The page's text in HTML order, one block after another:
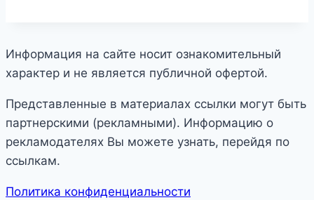
Информация на сайте носит ознакомительный
характер и не является публичной офертой.
Представленные в материалах ссылки могут быть
партнерскими (рекламными). Информацию о
рекламодателях Вы можете узнать, перейдя по
ссылкам.
Политика конфиденциальности